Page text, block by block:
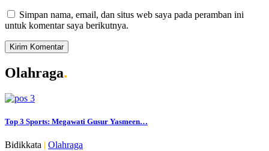
Simpan nama, email, dan situs web saya pada peramban ini
untuk komentar saya berikutnya.
Olahraga.
Top 3 Sports: Megawati Gusur Yasmeen…
Bidikkata Olahraga